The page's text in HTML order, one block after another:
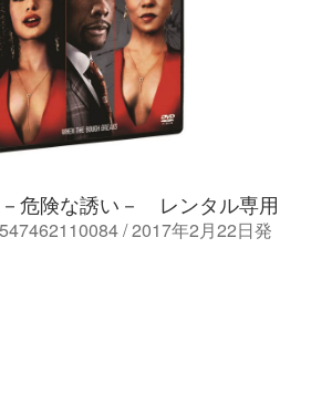
危険な誘い－ レンタル専用
/ 2017年2月22日発